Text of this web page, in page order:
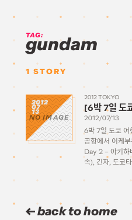
TAG:
gundam
1 STORY
NO IMAGE
2012
07
13
2012 TOKYO
[6박 7일 도
2012/07/13
6박 7일 도쿄
공항에서 이케
Day 2 – 아키하
속), 긴자, 도쿄
back to home